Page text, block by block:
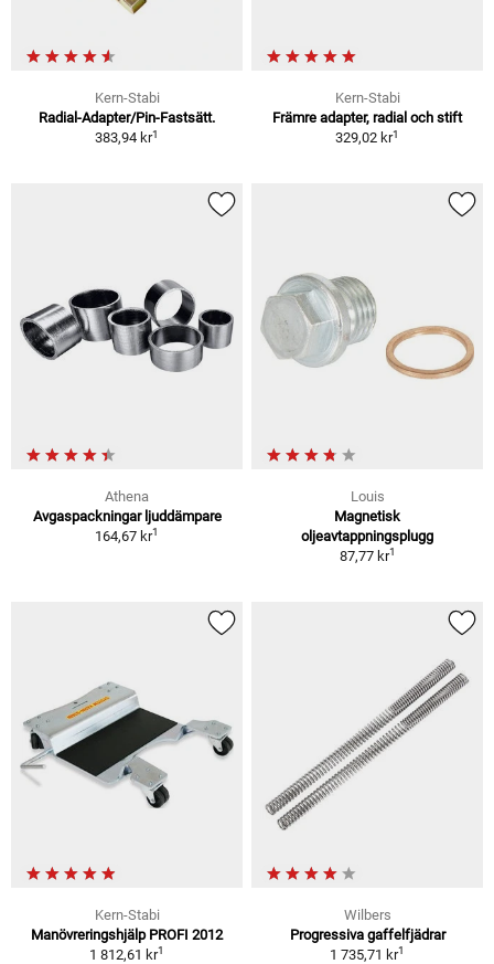
Kern-Stabi
Radial-Adapter/Pin-Fastsätt.
383,94 kr1
Kern-Stabi
Främre adapter, radial och stift
329,02 kr1
Athena
Avgaspackningar ljuddämpare
164,67 kr1
Louis
Magnetisk
oljeavtappningsplugg
87,77 kr1
Kern-Stabi
Manövreringshjälp PROFI 2012
1 812,61 kr1
Wilbers
Progressiva gaffelfjädrar
1 735,71 kr1